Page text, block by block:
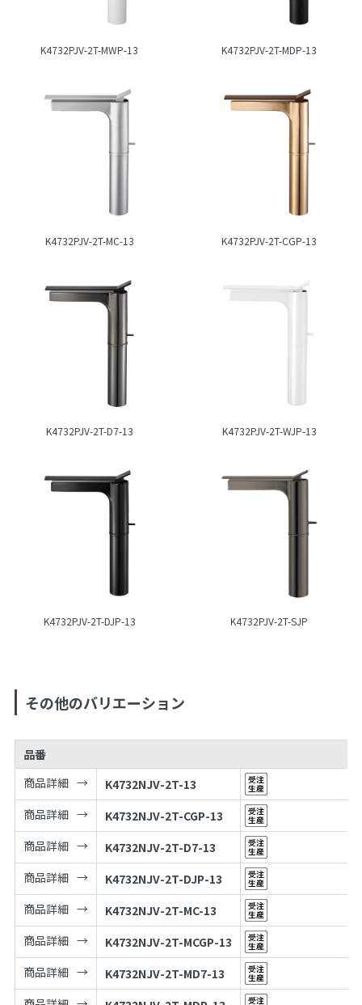
K4732PJV-2T-MWP-13 K4732PJV-2T-MDP-13
K4732PJV-2T-MC-13 K4732PJV-2T-CGP-13
K4732PJV-2T-D7-13 K4732PJV-2T-WJP-13
K4732PJV-2T-DJP-13 K4732PJV-2T-SJP
その他のバリエーション
品番
商品詳細
K4732NJV-2T-13
商品詳細
K4732NJV-2T-CGP-13
商品詳細
K4732NJV-2T-D7-13
商品詳細
K4732NJV-2T-DJP-13
商品詳細
K4732NJV-2T-MC-13
商品詳細
K4732NJV-2T-MCGP-13
商品詳細
K4732NJV-2T-MD7-13